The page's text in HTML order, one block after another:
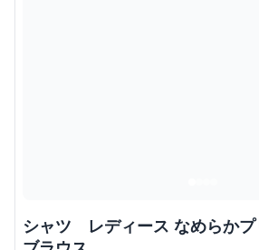
シャツ レディース なめらかプ